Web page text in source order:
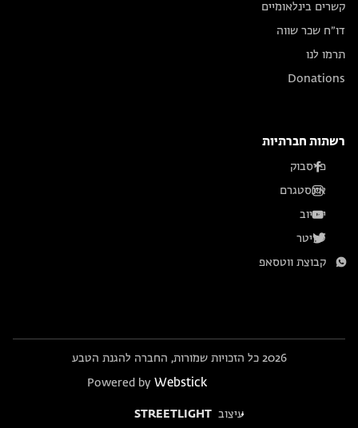
קשרים בינלאומיים
דו״ח שכר שווה
תרמו לנו
Donations
רשתות חברתיות
פייסבוק
אינסטגרם
יוטיוב
טוויטר
קבוצת ווטסאפ
2026 כל הזכויות שמורות, החברה להגנת הטבע
Powered by Webstick
עיצוב STREETLIGHT